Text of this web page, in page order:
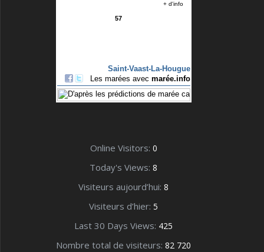
Online Visitors: 0
Today's Views: 8
Visiteurs aujourd’hui: 8
Visiteurs d’hier: 5
Last 30 Days Views: 425
Nombre total de visiteurs: 82 720